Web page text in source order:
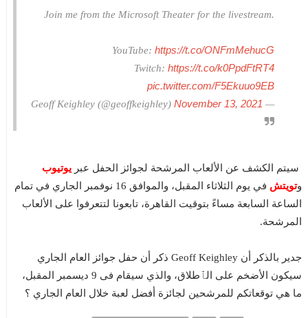
Join me from the Microsoft Theater for the livestream.
YouTube:https://t.co/ONFmMehucG
Twitch:https://t.co/k0PpdFtRT4
pic.twitter.com/F5Ekuuo9EB
— Geoff Keighley (@geoffkeighley)
November 13, 2021
سيتم الكشف عن الألعاب المرشحة لجوائز الحفل عبر يوتيوب
وتويتش
في يوم الثلاثاء المقبل، والموافق 16 نوفمبر الجاري في تمام
الساعة السابعة مساءً بتوقيت القاهرة، تابعونا لتتعرفوا على الألعاب
المرشحة.
جدير بالذكر أن Geoff Keighley ذكر أن حفل جوائز العام الجاري
سيكون الأضخم على الٱطلاق، والذي سيقام فى 9 ديسمبر المقبل،
ما هي توقعاتكم للمرشحين لجائزة أفضل لعبة خلال العام الجاري ؟